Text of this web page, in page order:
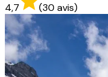
4,7 (30 avis)